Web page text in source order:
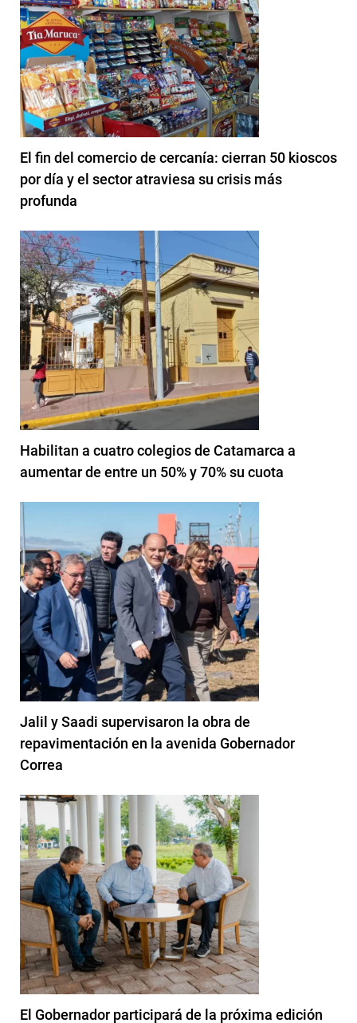
El fin del comercio de cercanía: cierran 50 kioscos
por día y el sector atraviesa su crisis más
profunda
Habilitan a cuatro colegios de Catamarca a
aumentar de entre un 50% y 70% su cuota
Jalil y Saadi supervisaron la obra de
repavimentación en la avenida Gobernador
Correa
El Gobernador participará de la próxima edición